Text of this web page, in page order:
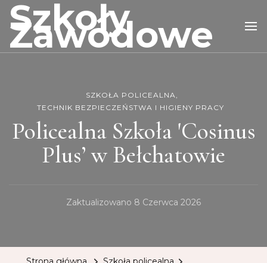
Szkoły
Zawodowe
SZKOŁA POLICEALNA
TECHNIK BEZPIECZEŃSTWA I HIGIENY PRACY
Policealna Szkoła 'Cosinus
Plus’ w Bełchatowie
Zaktualizowano 8 Czerwca 2026